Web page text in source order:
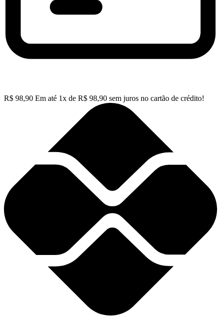
R$ 98,90 Em até 1x de R$ 98,90 sem juros no cartão de crédito!